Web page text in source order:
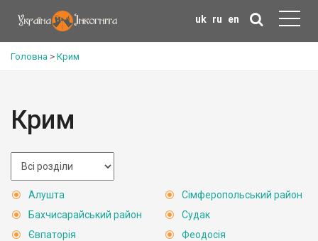
uk ru en
Головна > Крим
Крим
Алушта
Бахчисарайський район
Євпаторія
Сімферопольський район
Судак
Феодосія